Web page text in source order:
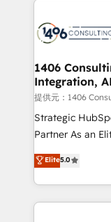
marketing
allowing
the needs of the customer. We
Group, a group
companies
Competence
The synergies
together with
1406
Integration, AI
提供元：1406
Strategic
Partner As an Elite HubSpot Partner, 1406 Consulting
helps mid-
they sell,
HubSpot—we
to help you keep winning.
Elite5.0